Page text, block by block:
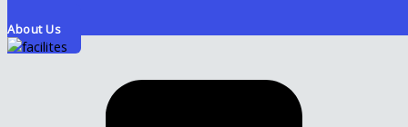
About Us